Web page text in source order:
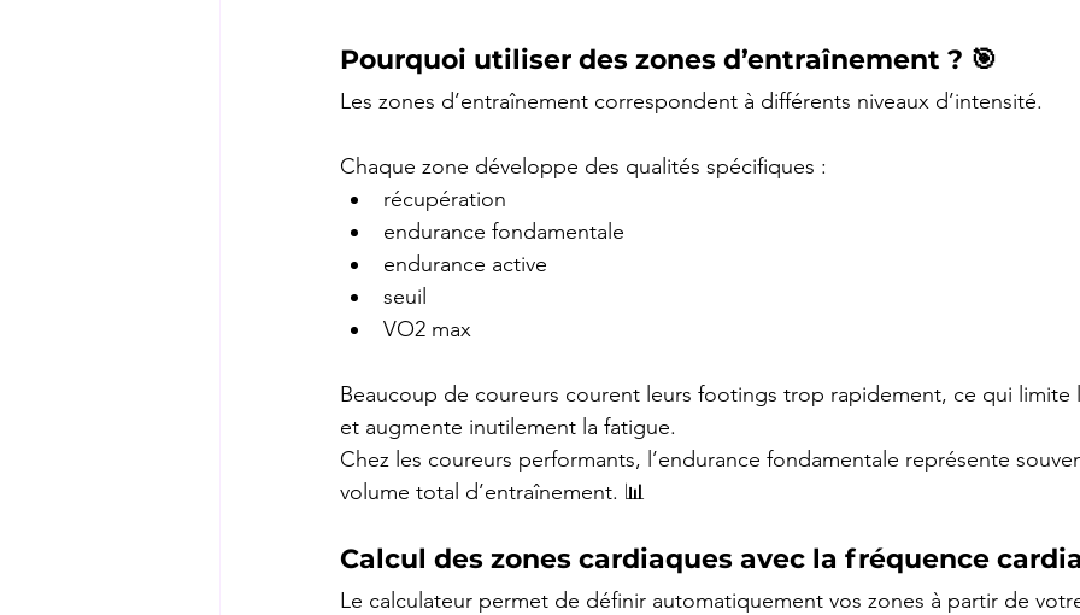
Pourquoi utiliser des zones d’entraînement ? 🎯
Les zones d’entraînement correspondent à différents niveaux d’intensité.
Chaque zone développe des qualités spécifiques :
récupération
endurance fondamentale
endurance active
seuil
VO2 max
Beaucoup de coureurs courent leurs footings trop rapidement, ce qui
et augmente inutilement la fatigue.
Chez les coureurs performants, l’endurance fondamentale représente
volume total d’entraînement. 📊
Calcul des zones cardiaques avec la fréquence
Le calculateur permet de définir automatiquement vos zones à partir de